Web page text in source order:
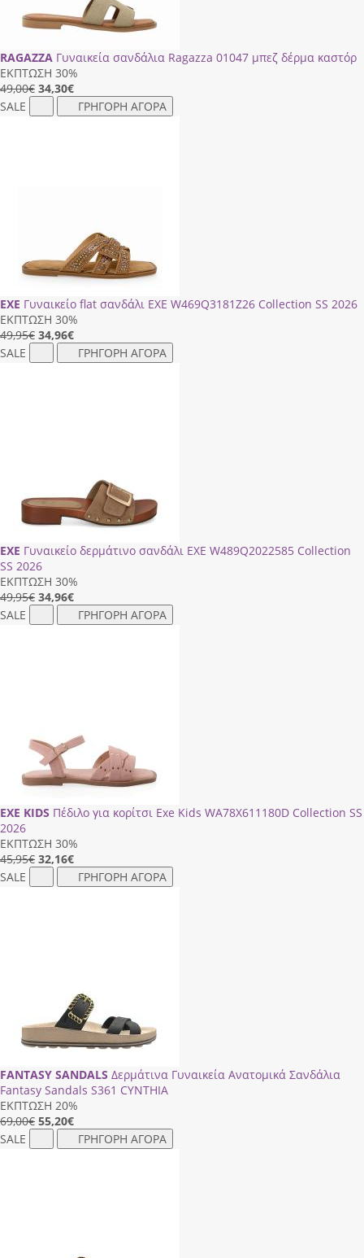
RAGAZZA Γυναικεία σανδάλια Ragazza 01047 μπεζ δέρμα καστόρ
ΕΚΠΤΩΣΗ 30%
49,00€ 34,30€
SALE
ΓΡΗΓΟΡΗ ΑΓΟΡΑ
EXE Γυναικείο flat σανδάλι EXE W469Q3181Z26 Collection SS 2026
ΕΚΠΤΩΣΗ 30%
49,95€ 34,96€
SALE
ΓΡΗΓΟΡΗ ΑΓΟΡΑ
EXE Γυναικείο δερμάτινο σανδάλι EXE W489Q2022585 Collection
SS 2026
ΕΚΠΤΩΣΗ 30%
49,95€ 34,96€
SALE
ΓΡΗΓΟΡΗ ΑΓΟΡΑ
EXE KIDS Πέδιλο για κορίτσι Exe Kids WA78X611180D Collection SS
2026
ΕΚΠΤΩΣΗ 30%
45,95€ 32,16€
SALE
ΓΡΗΓΟΡΗ ΑΓΟΡΑ
FANTASY SANDALS Δερμάτινα Γυναικεία Ανατομικά Σανδάλια
Fantasy Sandals S361 CΥΝΤΗΙΑ
ΕΚΠΤΩΣΗ 20%
69,00€ 55,20€
SALE
ΓΡΗΓΟΡΗ ΑΓΟΡΑ